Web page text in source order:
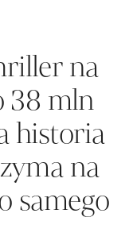
na
38 mln
historia
na
samego